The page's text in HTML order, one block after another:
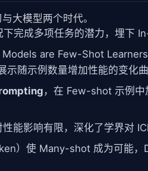
大模型两个时代。
下完成多项任务的潜力，埋下
are Few-Shot
随示例数量增加性能的变化
，在 Few-shot 示例中
能影响有限，深化了学界对
）使 Many-shot 成为可能